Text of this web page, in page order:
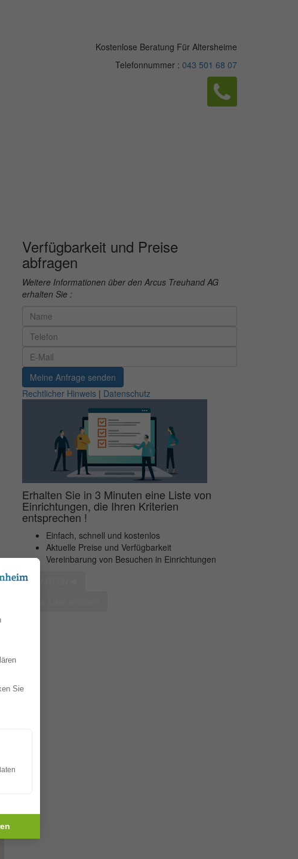
Kostenlose Beratung Für Altersheime
Telefonnummer : 043 501 68 07
Verfügbarkeit und Preise
abfragen
Weitere Informationen über den Arcus Treuhand AG
erhalten Sie :
Meine Anfrage senden
Rechtlicher Hinweis | Datenschutz
Erhalten Sie in 3 Minuten eine Liste von
Einrichtungen, die Ihren Kriterien
entsprechen !
Einfach, schnell und kostenlos
Aktuelle Preise und Verfügbarkeit
Vereinbarung von Besuchen in Einrichtungen